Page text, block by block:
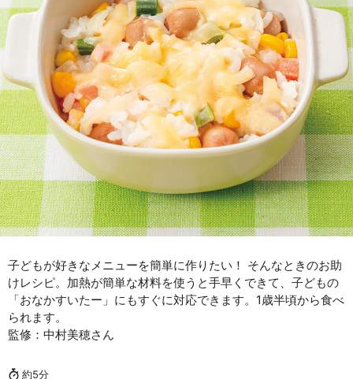
子どもが好きなメニューを簡単に作りたい！ そんなときのお助
けレシピ。加熱が簡単な材料を使うと手早くできて、子どもの
「おなかすいたー」にもすぐに対応できます。1歳半頃から食べ
られます。
監修：中村美穂さん
約5分